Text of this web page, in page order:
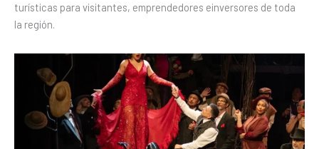
turísticas para visitantes, emprendedores einversores de toda
la región.